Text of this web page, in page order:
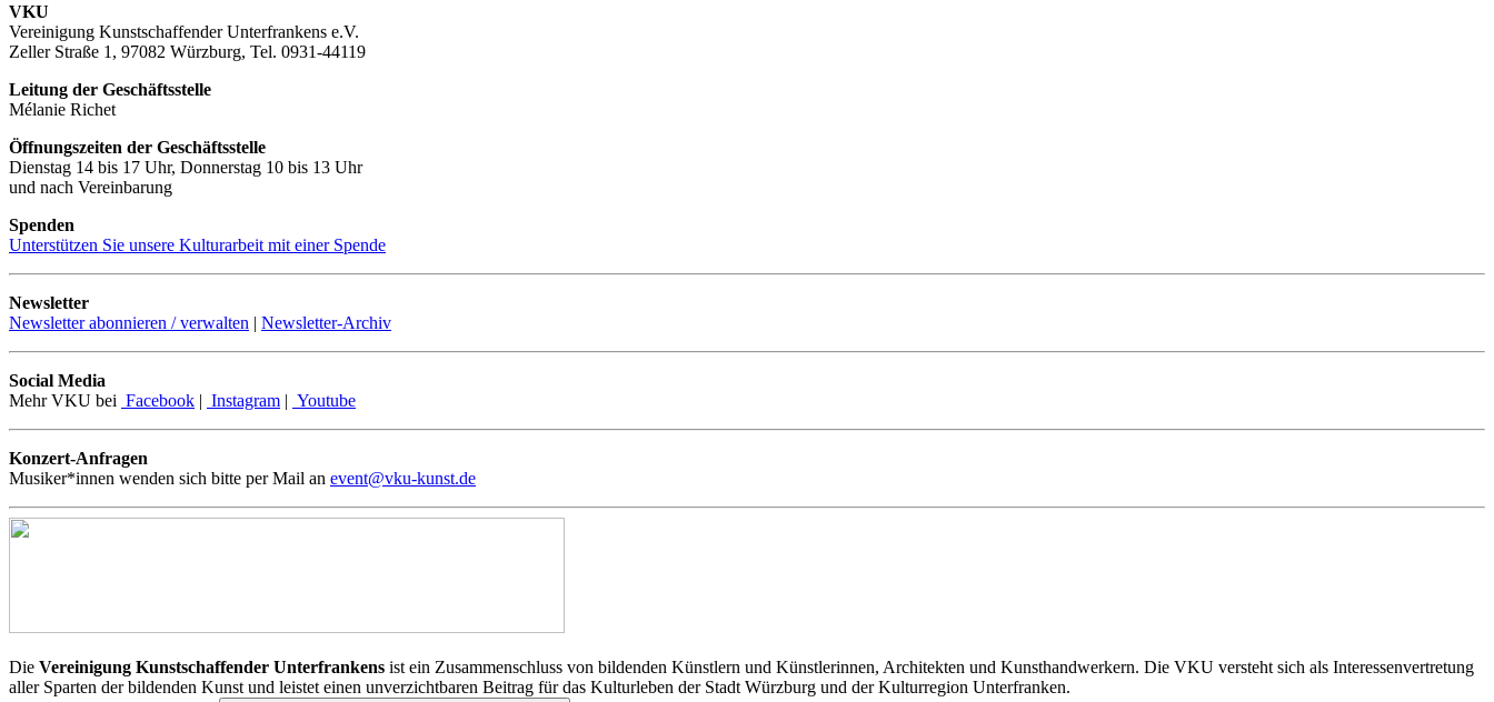
VKU
Vereinigung Kunstschaffender Unterfrankens e.V.
Zeller Straße 1, 97082 Würzburg, Tel. 0931-44119
Leitung der Geschäftsstelle
Mélanie Richet
Öffnungszeiten der Geschäftsstelle
Dienstag 14 bis 17 Uhr, Donnerstag 10 bis 13 Uhr
und nach Vereinbarung
Spenden
Unterstützen Sie unsere Kulturarbeit mit einer Spende
Newsletter
Newsletter abonnieren / verwalten | Newsletter-Archiv
Social Media
Mehr VKU bei Facebook | Instagram | Youtube
Konzert-Anfragen
Musiker*innen wenden sich bitte per Mail an event@vku-kunst.de
Die Vereinigung Kunstschaffender Unterfrankens ist ein Zusammenschluss von bildenden Künstlern und Künstlerinnen, Architekten und Kunsthandwerkern. Die VKU versteht sich als Interessenvertretung
aller Sparten der bildenden Kunst und leistet einen unverzichtbaren Beitrag für das Kulturleben der Stadt Würzburg und der Kulturregion Unterfranken.